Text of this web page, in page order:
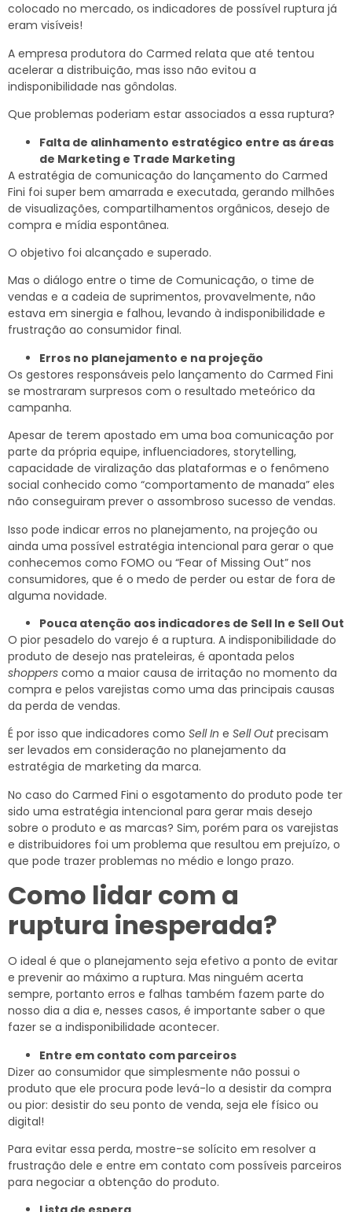
colocado no mercado, os indicadores de possível ruptura já
eram visíveis!
A empresa produtora do Carmed relata que até tentou
acelerar a distribuição, mas isso não evitou a
indisponibilidade nas gôndolas.
Que problemas poderiam estar associados a essa ruptura?
Falta de alinhamento estratégico entre as áreas
de Marketing e Trade Marketing
A estratégia de comunicação do lançamento do Carmed
Fini foi super bem amarrada e executada, gerando milhões
de visualizações, compartilhamentos orgânicos, desejo de
compra e mídia espontânea.
O objetivo foi alcançado e superado.
Mas o diálogo entre o time de Comunicação, o time de
vendas e a cadeia de suprimentos, provavelmente, não
estava em sinergia e falhou, levando à indisponibilidade e
frustração ao consumidor final.
Erros no planejamento e na projeção
Os gestores responsáveis pelo lançamento do Carmed Fini
se mostraram surpresos com o resultado meteórico da
campanha.
Apesar de terem apostado em uma boa comunicação por
parte da própria equipe, influenciadores, storytelling,
capacidade de viralização das plataformas e o fenômeno
social conhecido como “comportamento de manada” eles
não conseguiram prever o assombroso sucesso de vendas.
Isso pode indicar erros no planejamento, na projeção ou
ainda uma possível estratégia intencional para gerar o que
conhecemos como FOMO ou “Fear of Missing Out” nos
consumidores, que é o medo de perder ou estar de fora de
alguma novidade.
Pouca atenção aos indicadores de Sell In e Sell Out
O pior pesadelo do varejo é a ruptura. A indisponibilidade do
produto de desejo nas prateleiras, é apontada pelos
shoppers como a maior causa de irritação no momento da
compra e pelos varejistas como uma das principais causas
da perda de vendas.
É por isso que indicadores como Sell In e Sell Outprecisam
ser levados em consideração no planejamento da
estratégia de marketing da marca.
No caso do Carmed Fini o esgotamento do produto pode ter
sido uma estratégia intencional para gerar mais desejo
sobre o produto e as marcas? Sim, porém para os varejistas
e distribuidores foi um problema que resultou em prejuízo, o
que pode trazer problemas no médio e longo prazo.
Como lidar com a
ruptura inesperada?
O ideal é que o planejamento seja efetivo a ponto de evitar
e prevenir ao máximo a ruptura. Mas ninguém acerta
sempre, portanto erros e falhas também fazem parte do
nosso dia a dia e, nesses casos, é importante saber o que
fazer se a indisponibilidade acontecer.
Entre em contato com parceiros
Dizer ao consumidor que simplesmente não possui o
produto que ele procura pode levá-lo a desistir da compra
ou pior: desistir do seu ponto de venda, seja ele físico ou
digital!
Para evitar essa perda, mostre-se solícito em resolver a
frustração dele e entre em contato com possíveis parceiros
para negociar a obtenção do produto.